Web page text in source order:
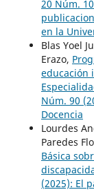
20 Núm.
en la
Blas Yoel
Erazo,
educación
Núm. 90
Docencia
Lourdes
Paredes
Básica
(2025): El